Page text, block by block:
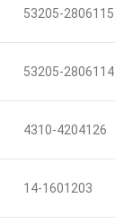
53205-2806115
53205-2806114
4310-4204126
14-1601203